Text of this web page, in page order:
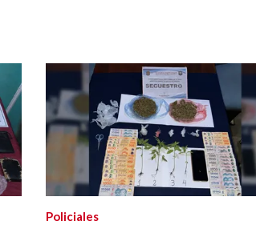
Policiales